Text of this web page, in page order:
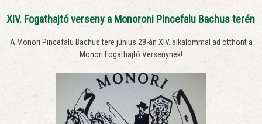
XIV. Fogathajtó verseny a Monoroni Pincefalu Bachus terén
A Monori Pincefalu Bachus tere június 28-án XIV. alkalommal ad otthont a
Monori Fogathajtó Versenynek!